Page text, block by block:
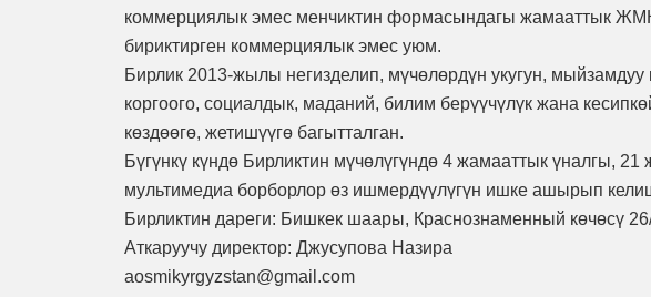
коммерциялык эмес менчиктин формасындагы жамааттык
бириктирген коммерциялык эмес уюм.
Бирлик 2013-жылы негизделип, мүчөлөрдүн укугун,
коргоого, социалдык, маданий, билим берүүчүлүк жана
көздөөгө, жетишүүгө багытталган.
Бүгүнкү күндө Бирликтин мүчөлүгүндө 4 жамааттык үналгы, 21
мультимедиа борборлор өз ишмердүүлүгүн ишке ашырып
Бирликтин дареги: Бишкек шаары, Краснознаменный көчөсү
Аткаруучу директор: Джусупова Назира
aosmikyrgyzstan@gmail.com